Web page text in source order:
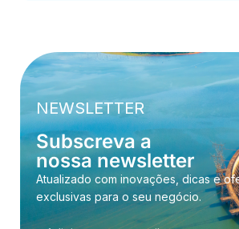
NEWSLETTER
Subscreva a
nossa newsletter
Atualizado com inovações, dicas e
exclusivas para o seu negócio.